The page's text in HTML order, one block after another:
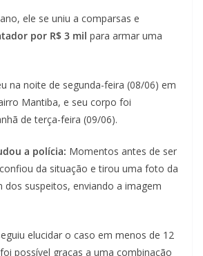
ele se uniu a comparsas e
por R$ 3 mil para armar uma
na noite de segunda-feira (08/06) em
Mantiba, e seu corpo foi
de terça-feira (09/06).
a polícia: Momentos antes de ser
da situação e tirou uma foto da
suspeitos, enviando a imagem
elucidar o caso em menos de 12
possível graças a uma combinação